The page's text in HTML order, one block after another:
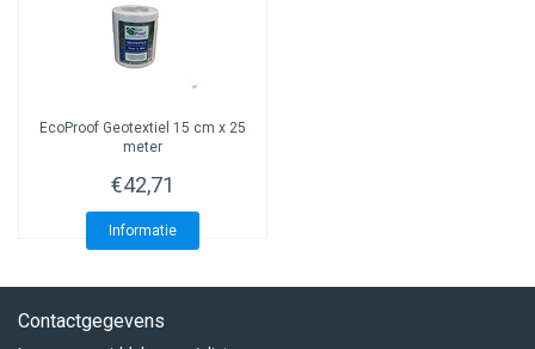
EcoProof Geotextiel 15 cm x 25
meter
€42,71
Informatie
Contactgegevens